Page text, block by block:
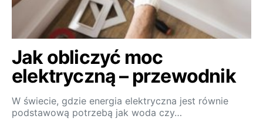
Jak obliczyć moc
elektryczną – przewodnik
W świecie, gdzie energia elektryczna jest równie
podstawową potrzebą jak woda czy…